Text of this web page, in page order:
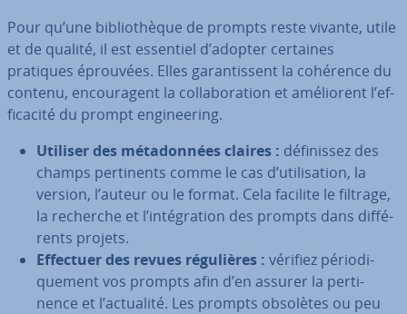
Pour qu’une bi­blio­thèque de prompts reste vivante, utile
et de qualité, il est essentiel d’adopter certaines
pratiques éprouvées. Elles ga­ran­tis­sent la cohérence du
contenu, en­cou­ra­gent la col­la­bo­ra­tion et amé­lio­rent l’ef­
fi­ca­cité du prompt en­gi­nee­ring.
Utiliser des mé­ta­don­nées claires : dé­fi­nis­sez des
champs per­ti­nents comme le cas d’uti­li­sa­tion, la
version, l’auteur ou le format. Cela facilite le filtrage,
la recherche et l’in­té­gra­tion des prompts dans dif­fé­
rents projets.
Effectuer des revues ré­gu­lières : vérifiez pé­rio­di­
que­ment vos prompts afin d’en assurer la per­ti­
nence et l’actualité. Les prompts obsolètes ou peu